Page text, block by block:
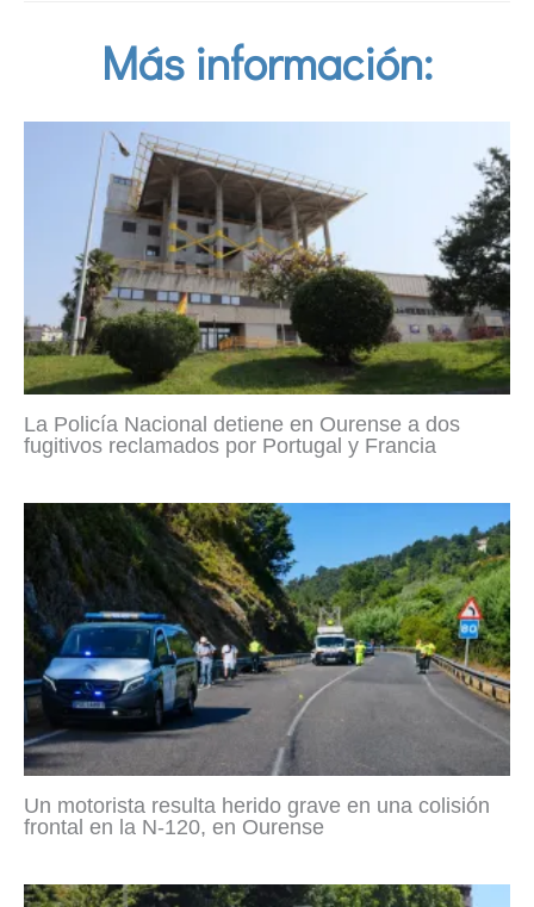
Más información:
La Policía Nacional detiene en Ourense a dos
fugitivos reclamados por Portugal y Francia
Un motorista resulta herido grave en una colisión
frontal en la N-120, en Ourense